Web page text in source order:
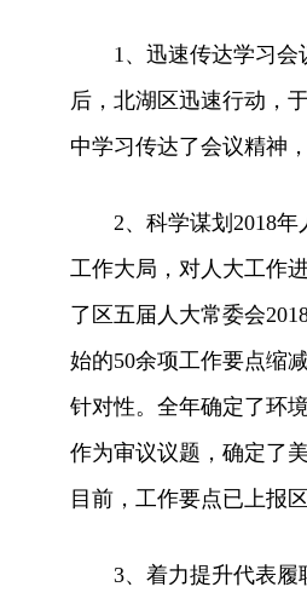
1、迅速传达学习会
后，北湖区迅速行动，
中学习传达了会议精神
2、科学谋划2018年
工作大局，对人大工作
了区五届人大常委会
始的50余项工作要点缩
针对性。全年确定了环
作为审议议题，确定了
目前，工作要点已上报
3、着力提升代表履